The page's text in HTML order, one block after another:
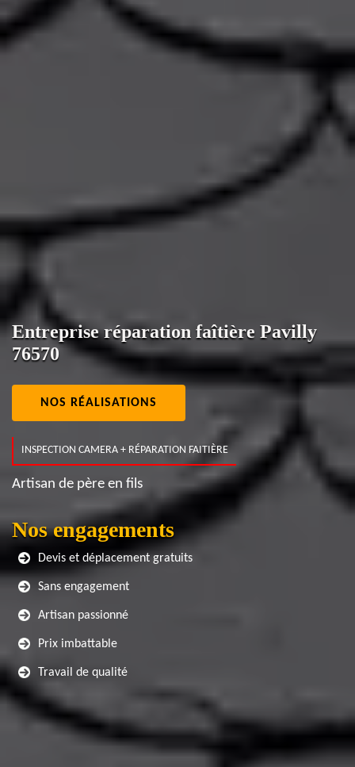
Entreprise réparation faîtière Pavilly
76570
NOS RÉALISATIONS
INSPECTION CAMERA + RÉPARATION FAITIÈRE
Artisan de père en fils
Nos engagements
Devis et déplacement gratuits
Sans engagement
Artisan passionné
Prix imbattable
Travail de qualité